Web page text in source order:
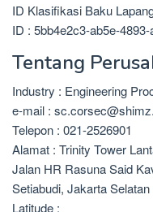
ID Klasifikasi Baku
ID : 5bb4e2c3-ab5e-
Tentang
Industry : Engineering
e-mail :
Telepon : 021-2526901
Alamat : Trinity Tower
Jalan HR Rasuna Said
Setiabudi, Jakarta Selatan
Latitude :